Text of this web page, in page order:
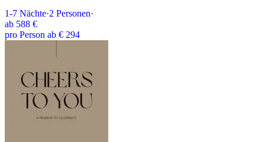
1-7 Nächte·2 Personen·
ab 588 €
pro Person ab € 294